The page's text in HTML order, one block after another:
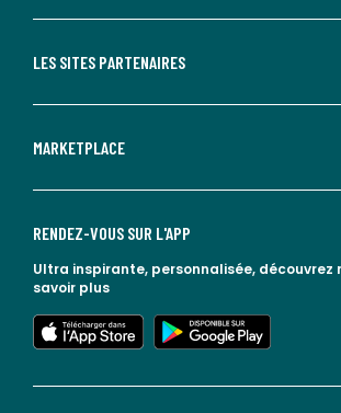
LES SITES PARTENAIRES
MARKETPLACE
RENDEZ-VOUS SUR L'APP
Ultra inspirante, personnalisée, découvrez
savoir plus
lien vers l'app store
lien vers google play